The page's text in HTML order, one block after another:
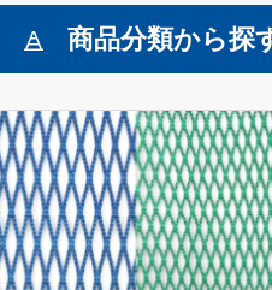
商品分類から探